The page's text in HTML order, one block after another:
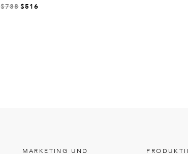
$738$516
MARKETING UND